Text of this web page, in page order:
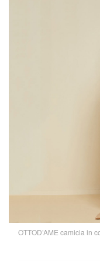
OTTOD’AME camicia in